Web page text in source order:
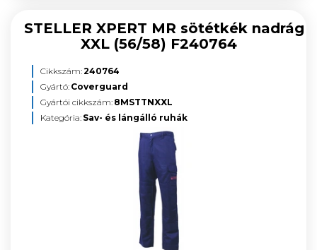
STELLER XPERT MR sötétkék nadrág
XXL (56/58) F240764
Cikkszám:240764
Gyártó: Coverguard
Gyártói cikkszám: 8MSTTNXXL
Kategória: Sav- és lángálló ruhák